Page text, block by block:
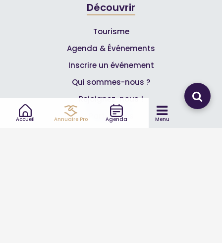
Accueil Annuaire Pro Agenda Menu
Découvrir
Tourisme
Agenda & Événements
Inscrire un événement
Qui sommes-nous ?
Rejoignez-nous !
Partenaires